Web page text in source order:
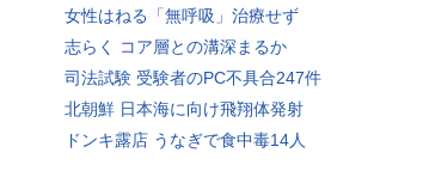
女性はねる「無呼吸」治療せず
志らく コア層との溝深まるか
司法試験 受験者のPC不具合247件
北朝鮮 日本海に向け飛翔体発射
ドンキ露店 うなぎで食中毒14人